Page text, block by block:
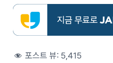
포스트 뷰: 5,415